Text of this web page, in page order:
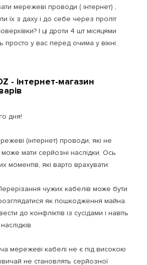
мережеві проводи ( інтернет) ,
їх з даху і до себе через проліт
І ці дроти 4 шт місяцями
просто у вас перед очима у вікні.
- інтернет-магазин
дня!
(інтернет) проводи, які не
мати серйозні наслідки. Ось
моментів, які варто врахувати:
чужих кабелів може бути
як пошкодження майна.
до конфліктів із сусідами і навіть
мережеві кабелі не є під високою
не становлять серйозної